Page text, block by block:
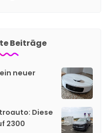
Beiträge
neuer
Diese
2300